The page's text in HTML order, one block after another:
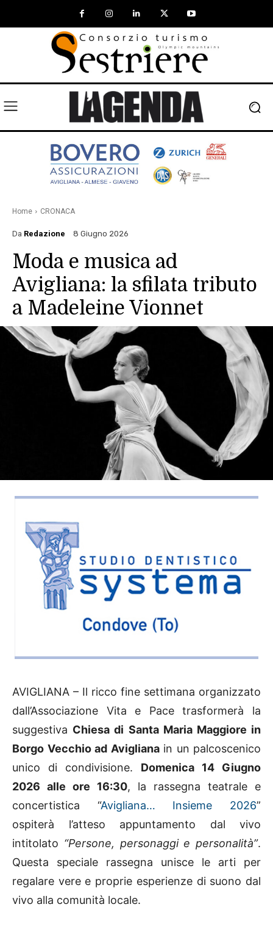
Home CRONACA
Da Redazione 8 Giugno 2026
Moda e musica ad
Avigliana: la sfilata tributo
a Madeleine Vionnet
AVIGLIANA – Il ricco fine settimana organizzato
dall’Associazione Vita e Pace trasformerà la
suggestiva Chiesa di Santa Maria Maggiore in
Borgo Vecchio ad Aviglianain un palcoscenico
unico di condivisione. Domenica 14 Giugno
2026 alle ore 16:30, la rassegna teatrale e
concertistica “Avigliana… Insieme 2026”
ospiterà l’atteso appuntamento dal vivo
intitolato “Persone, personaggi e personalità”.
Questa speciale rassegna unisce le arti per
regalare vere e proprie esperienze di suono dal
vivo alla comunità locale.